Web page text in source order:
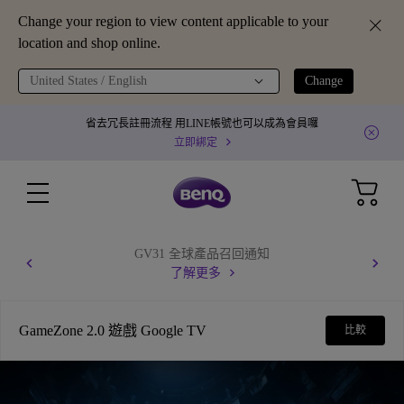
Change your region to view content applicable to your
location and shop online.
United States / English Change
省去冗長註冊流程 用LINE帳號也可以成為會員囉
立即綁定
GV31 全球產品召回通知
了解更多
GameZone 2.0 遊戲 Google TV 比較